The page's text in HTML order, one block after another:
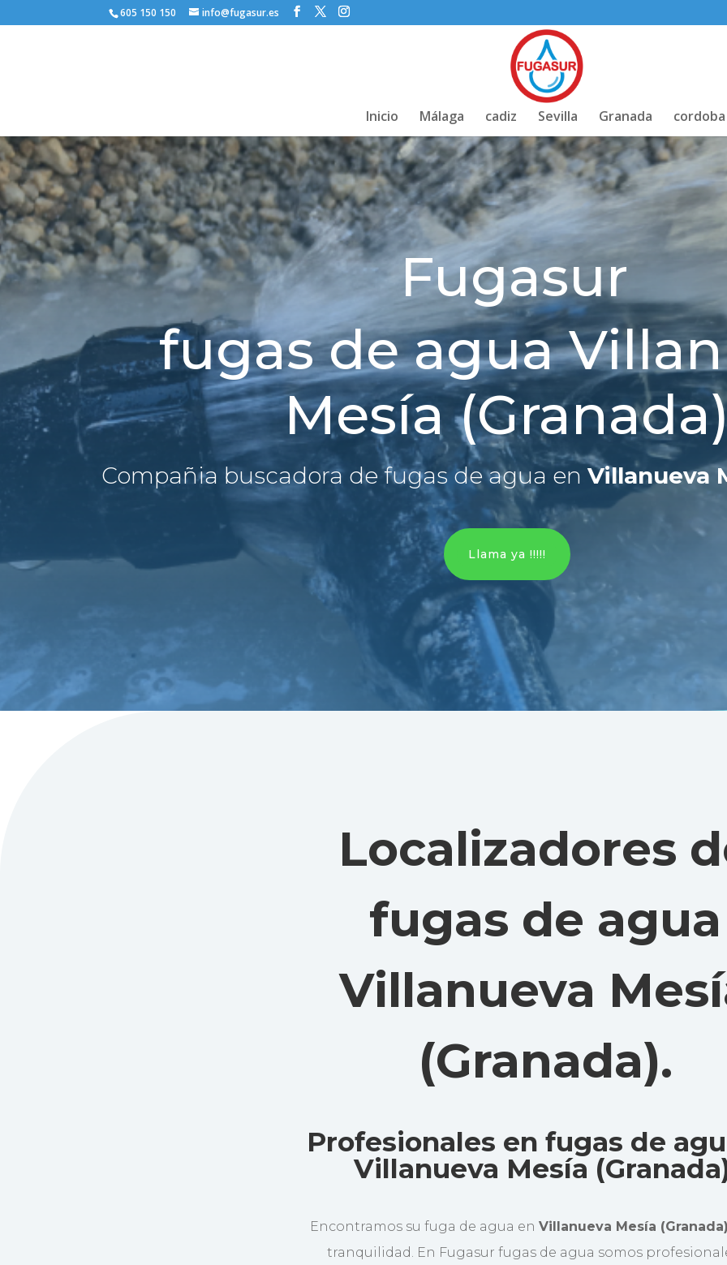
605 150 150 info@fugasur.es
Inicio Málaga cadiz Sevilla Granada cordoba
Fugasur
fugas de agua
Mesía
Compañia buscadora de fugas de agua enVillanueva
Llama ya !!!!!
Localizadores
fugas de agua
Villanueva
(Granada).
Profesionales en fugas de
Villanueva Mesía
Encontramos su fuga de agua en Villanueva Mesía
tranquilidad. En Fugasur fugas de agua somos